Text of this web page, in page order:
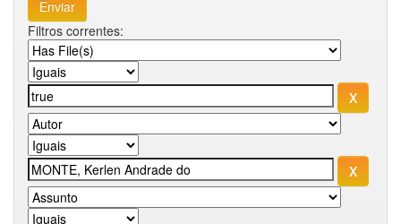
Filtros correntes: